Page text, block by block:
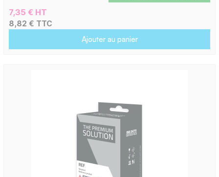
7,35 € HT
8,82 € TTC
Ajouter au panier